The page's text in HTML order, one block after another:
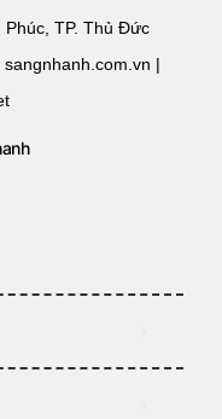
Phúc, TP. Thủ Đức
|